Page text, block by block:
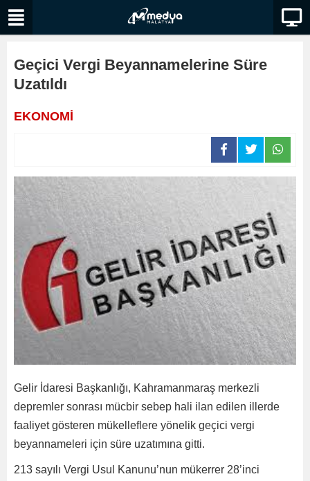
Geçici Vergi Beyannamelerine Süre
Uzatıldı
EKONOMİ
Gelir İdaresi Başkanlığı, Kahramanmaraş merkezli
depremler sonrası mücbir sebep hali ilan edilen illerde
faaliyet gösteren mükelleflere yönelik geçici vergi
beyannameleri için süre uzatımına gitti.
213 sayılı Vergi Usul Kanunu’nun mükerrer 28’inci